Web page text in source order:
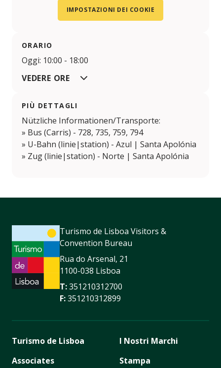
IMPOSTAZIONI DEI COOKIE
ORARIO
Oggi: 10:00 - 18:00
VEDERE ORE
PIÙ DETTAGLI
Nützliche Informationen/Transporte:
» Bus (Carris) - 728, 735, 759, 794
» U-Bahn (linie|station) - Azul | Santa Apolónia
» Zug (linie|station) - Norte | Santa Apolónia
Turismo de Lisboa Visitors &
Convention Bureau
Rua do Arsenal, 21
1100-038 Lisboa
T:351210312700
F:351210312899
Turismo de Lisboa
Associates
I Nostri Marchi
Stampa